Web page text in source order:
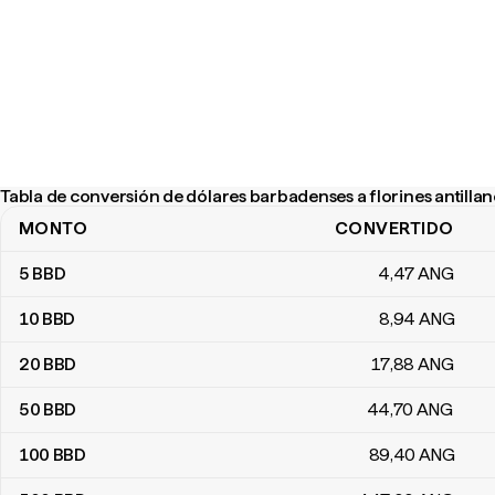
Tabla de conversión de dólares barbadenses a florines
Tabla de conversión de dólares barbadenses a florines antillanos
MONTO CONVERTIDO
5 BBD 4,47ANG
10 BBD 8,94 ANG
20 BBD 17,88 ANG
50 BBD 44,70 ANG
100 BBD 89,40 ANG